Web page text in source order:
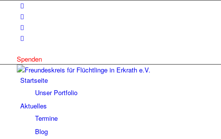
Spenden
Startseite
Unser Portfolio
Aktuelles
Termine
Blog